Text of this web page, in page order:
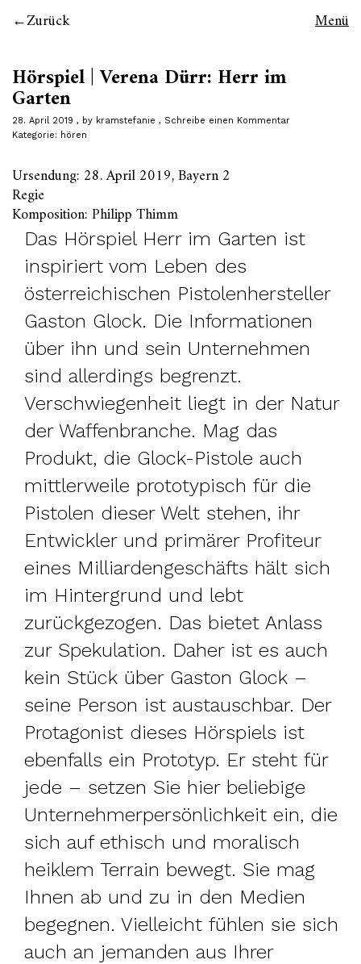
Zurück Menü
Hörspiel | Verena Dürr: Herr im
Garten
28. April 2019 by kramstefanie
Schreibe einen Kommentar
Kategorie: hören
Ursendung: 28. April 2019, Bayern 2
Regie
Komposition: Philipp Thimm
Das Hörspiel Herr im Garten ist
inspiriert vom Leben des
österreichischen Pistolenhersteller
Gaston Glock. Die Informationen
über ihn und sein Unternehmen
sind allerdings begrenzt.
Verschwiegenheit liegt in der Natur
der Waffenbranche. Mag das
Produkt, die Glock-Pistole auch
mittlerweile prototypisch für die
Pistolen dieser Welt stehen, ihr
Entwickler und primärer Profiteur
eines Milliardengeschäfts hält sich
im Hintergrund und lebt
zurückgezogen. Das bietet Anlass
zur Spekulation. Daher ist es auch
kein Stück über Gaston Glock –
seine Person ist austauschbar. Der
Protagonist dieses Hörspiels ist
ebenfalls ein Prototyp. Er steht für
jede – setzen Sie hier beliebige
Unternehmerpersönlichkeit ein, die
sich auf ethisch und moralisch
heiklem Terrain bewegt. Sie mag
Ihnen ab und zu in den Medien
begegnen. Vielleicht fühlen sie sich
auch an jemanden aus Ihrer